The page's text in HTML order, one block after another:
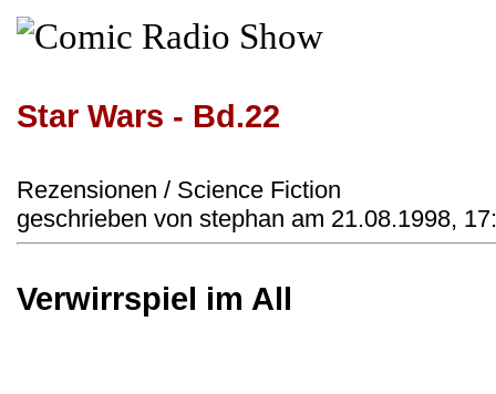
Star Wars - Bd.22
Rezensionen / Science Fiction
geschrieben von stephan am 21.08.1998,
Verwirrspiel im All